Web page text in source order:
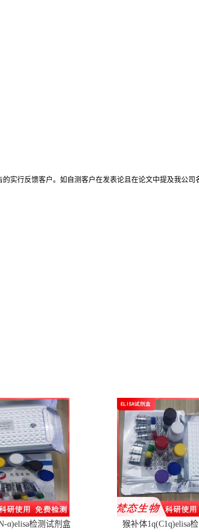
实行反馈客户。如自测客户在发表论且在论文中提及我公司
α)elisa检测试剂盒 猴补体1q(C1q)elisa